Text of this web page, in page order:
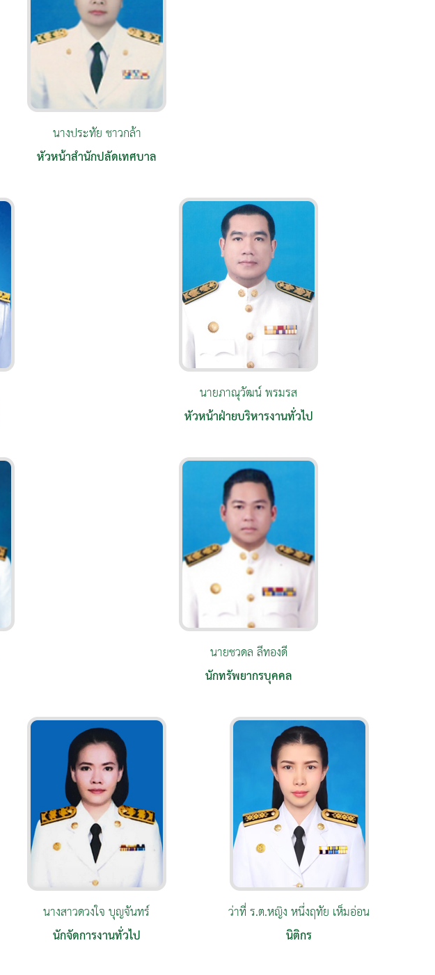
นางประทัย ชาวกล้า
หัวหน้าสำนักปลัดเทศบาล
นายภาณุวัฒน์ พรมรส
หัวหน้าฝ่ายบริหารงานทั่วไป
นายชวดล ลีทองดี
นักทรัพยากรบุคคล
นางสาวดวงใจ บุญจันทร์
นักจัดการงานทั่วไป
ว่าที่ ร.ต.หญิง หนึ่งฤทัย เห็มอ่อน
นิติกร